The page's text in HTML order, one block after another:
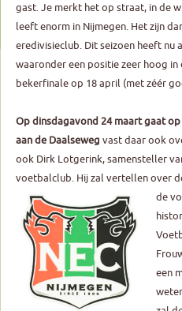
gast. Je merkt het op straat, in de
leeft enorm in Nijmegen. Het zijn
eredivisieclub. Dit seizoen heeft
waaronder een positie zeer hoog
bekerfinale op 18 april (met zéér
Op dinsdagavond 24 maart gaat
aan de Daalseweg vast daar ook
ook Dirk Lotgerink, samensteller
voetbalclub. Hij zal vertellen over
de
een